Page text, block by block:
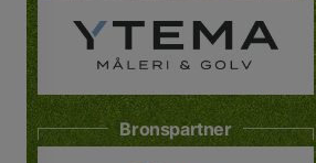
Bronspartner